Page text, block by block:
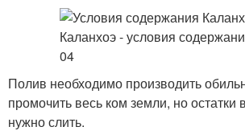
Полив необходимо производить
промочить весь ком земли, но остатки
нужно слить.